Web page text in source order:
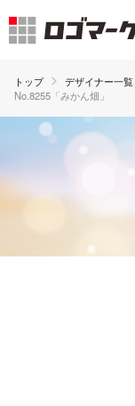
トップ デザイナー一覧
No.8255「みかん畑」